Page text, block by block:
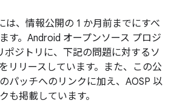
は、情報公開の 1 か月前までにすべ
す。Android オープンソース プロジ
ポジトリに、下記の問題に対するソ
リリースしています。また、この公
パッチへのリンクに加え、AOSP 以
も掲載しています。